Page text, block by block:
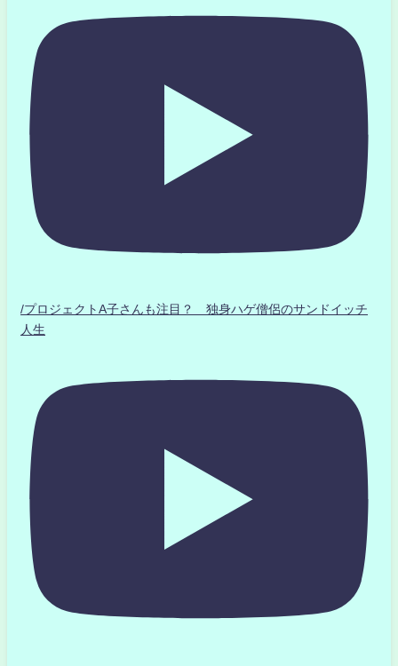
/プロジェクトA子さんも注目？ 独身ハゲ僧侶のサンドイッチ
人生